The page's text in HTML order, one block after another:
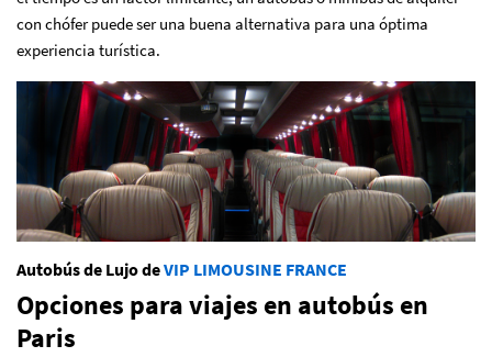
con chófer puede ser una buena alternativa para una óptima
experiencia turística.
Autobús de Lujo deVIP LIMOUSINE FRANCE
Opciones para viajes en autobús en
Paris